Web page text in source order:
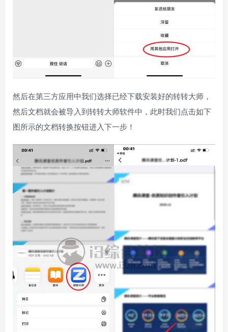
然后在第三方应用中我们选择已经下载安装好的转转大师，
然后文档就会被导入到转转大师软件中，此时我们点击如下
图所示的文档转换按钮进入下一步！